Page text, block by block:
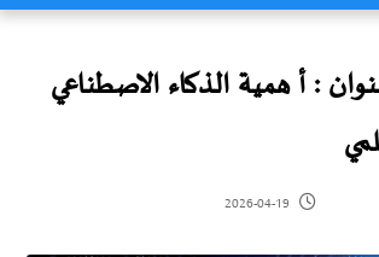
: أ همية الذكاء الاصطناعي
2026-04-19